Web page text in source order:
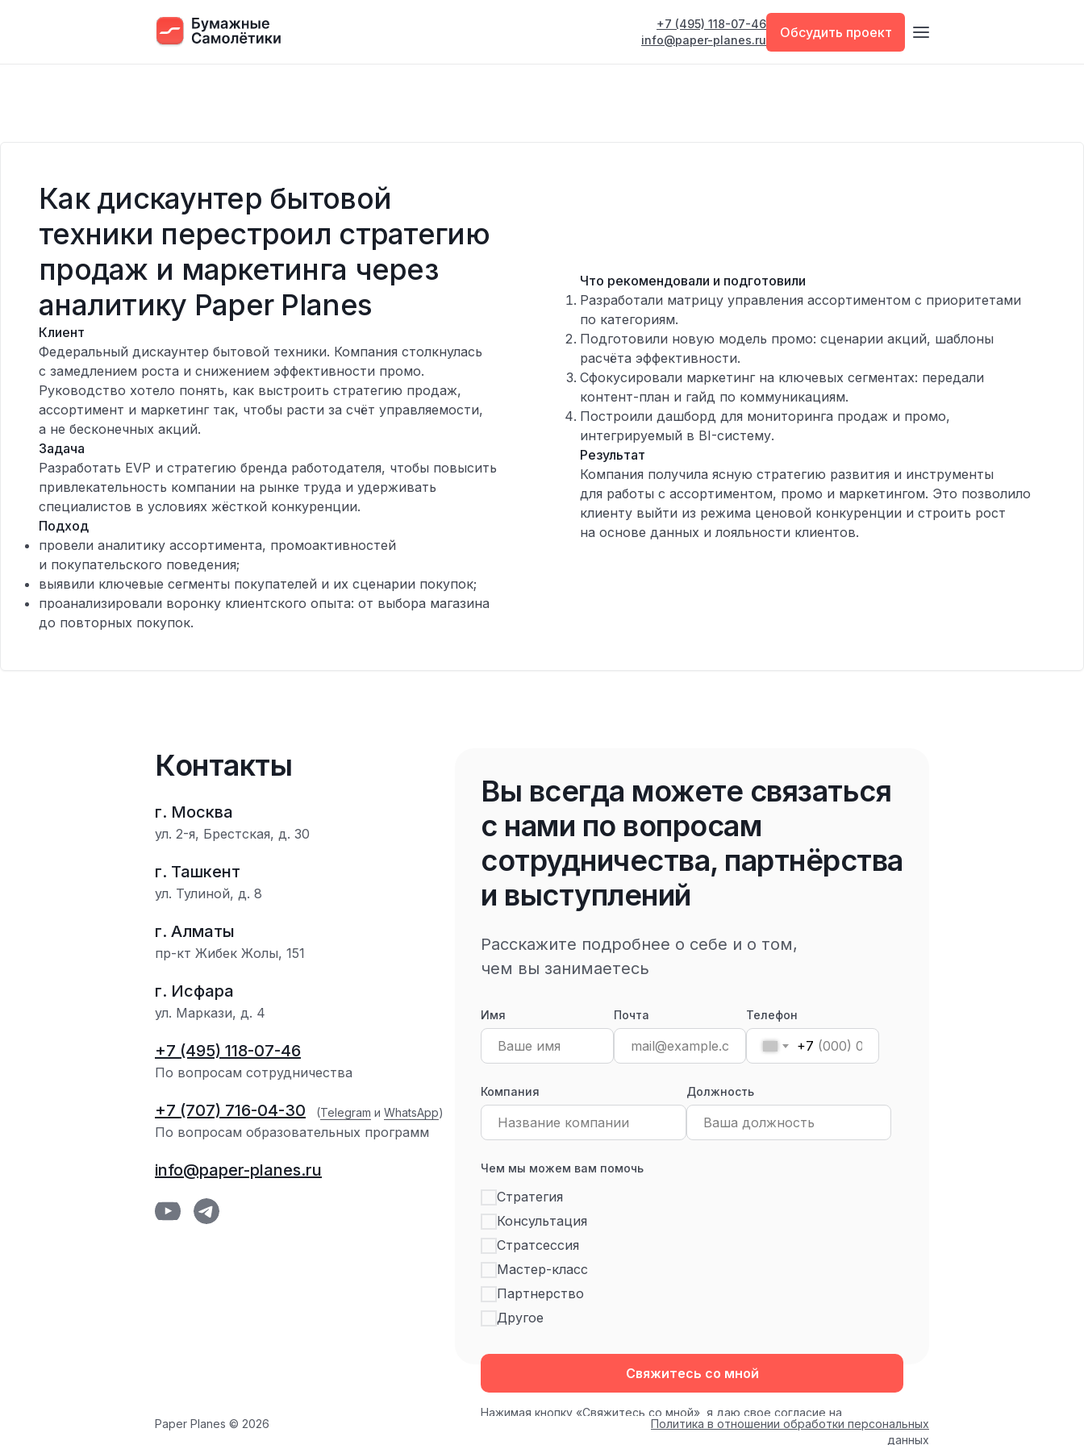
+7 (495) 118-07-46
info@paper-planes.ru
Обсудить проект
Как дискаунтер бытовой
техники перестроил стратегию
продаж и маркетинга через
аналитику Paper Planes
Клиент
Федеральный дискаунтер бытовой техники. Компания столкнулась
с замедлением роста и снижением эффективности промо.
Руководство хотело понять, как выстроить стратегию продаж,
ассортимент и маркетинг так, чтобы расти за счёт управляемости,
а не бесконечных акций.
Задача
Разработать EVP и стратегию бренда работодателя, чтобы повысить
привлекательность компании на рынке труда и удерживать
специалистов в условиях жёсткой конкуренции.
Подход
провели аналитику ассортимента, промоактивностей
и покупательского поведения;
выявили ключевые сегменты покупателей и их сценарии покупок;
проанализировали воронку клиентского опыта: от выбора магазина
до повторных покупок.
Что рекомендовали и подготовили
Разработали матрицу управления ассортиментом с приоритетами
по категориям.
Подготовили новую модель промо: сценарии акций, шаблоны
расчёта эффективности.
Сфокусировали маркетинг на ключевых сегментах: передали
контент-план и гайд по коммуникациям.
Построили дашборд для мониторинга продаж и промо,
интегрируемый в BI-систему.
Результат
Компания получила ясную стратегию развития и инструменты
для работы с ассортиментом, промо и маркетингом. Это позволило
клиенту выйти из режима ценовой конкуренции и строить рост
на основе данных и лояльности клиентов.
Вы всегда можете связаться
с нами по вопросам
сотрудничества, партнёрства
и выступлений
Расскажите подробнее о себе и о том,
чем вы занимаетесь
Имя Почта Телефон
+7
Компания Должность
Чем мы можем вам помочь
Стратегия
Консультация
Стратсессия
Мастер-класс
Партнерство
Другое
Свяжитесь со мной
Нажимая кнопку «Свяжитесь со мной», я даю свое согласие на
обработку моих персональных данных
Контакты
г. Москва
ул. 2-я, Брестская, д. 30
г. Ташкент
ул. Тулиной, д. 8
г. Алматы
пр-кт Жибек Жолы, 151
г. Исфара
ул. Маркази, д. 4
+7 (495) 118-07-46
По вопросам сотрудничества
+7 (707) 716-04-30
По вопросам образовательных программ
info@paper-planes.ru
(Telegram и WhatsApp)
Paper Planes © 2026
Политика в отношении обработки персональных
данных